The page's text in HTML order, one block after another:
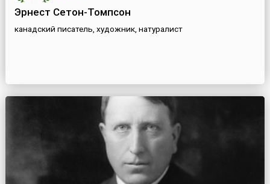
Эрнест Сетон-Томпсон
канадский писатель, художник, натуралист